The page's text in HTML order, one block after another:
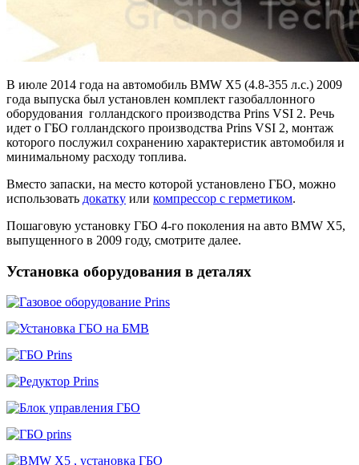
В июле 2014 года на автомобиль BMW X5 (4.8-355 л.с.) 2009
года выпуска был установлен комплект газобаллонного
оборудования голландского производства Prins VSI 2. Речь
идет о ГБО голландского производства Prins VSI 2, монтаж
которого послужил сохранению характеристик автомобиля и
минимальному расходу топлива.
Вместо запаски, на место которой установлено ГБО, можно
использовать докатку или компрессор с герметиком.
Пошаговую установку ГБО 4-го поколения на авто BMW X5,
выпущенного в 2009 году, смотрите далее.
Установка оборудования в деталях